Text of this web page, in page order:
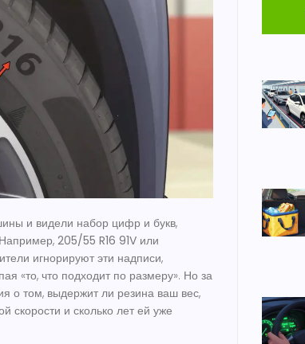
и видели набор цифр и букв,
205/55 R16 91V или
игнорируют эти надписи,
«то, что подходит по размеру». Но за
о том, выдержит ли резина ваш вес,
скорости и сколько лет ей уже